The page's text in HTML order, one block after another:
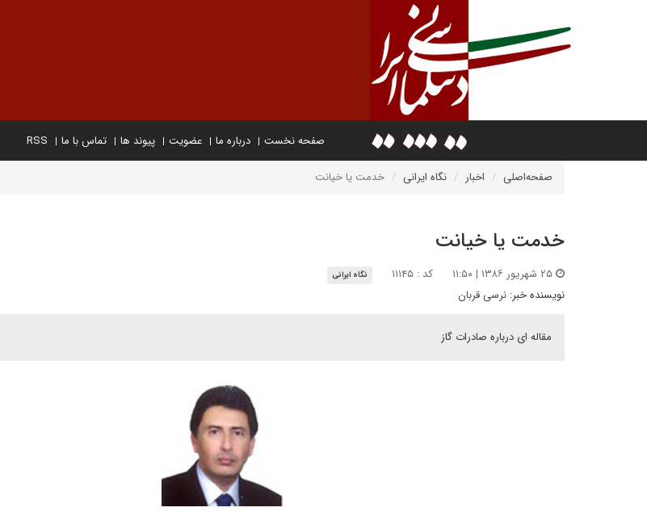
صفحه نخست درباره ما عضویت پیوند ها تماس با ما RSS
صفحه‌اصلی اخبار نگاه ایرانی خدمت يا خيانت
خدمت يا خيانت
کد : ۱۱۱۴۵ نگاه ایرانی
نویسنده خبر: نرسى قربان
مقاله اى درباره صادرات گاز